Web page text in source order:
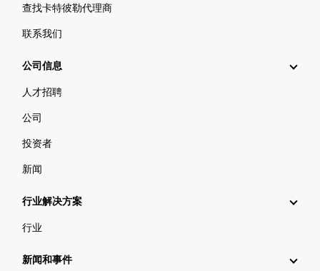
查找卡特彼勒代理商
联系我们
公司信息
人才招聘
公司
投资者
新闻
行业解决方案
行业
新闻和事件